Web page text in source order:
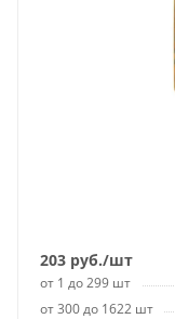
203 руб./шт
от 1 до 299 шт
от 300 до 1622 шт